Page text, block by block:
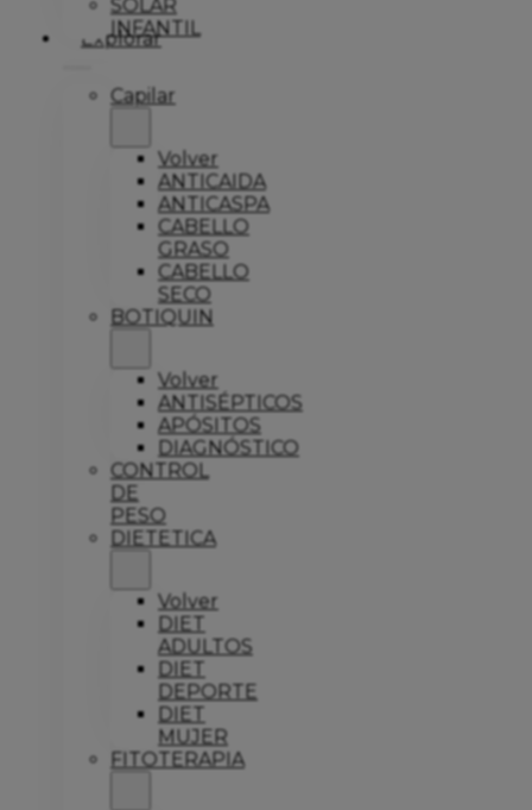
SOLAR
INFANTIL
Explorar
Capilar
Volver
ANTICAIDA
ANTICASPA
CABELLO
GRASO
CABELLO
SECO
BOTIQUIN
Volver
ANTISÉPTICOS
APÓSITOS
DIAGNÓSTICO
CONTROL
DE
PESO
DIETETICA
Volver
DIET
ADULTOS
DIET
DEPORTE
DIET
MUJER
FITOTERAPIA